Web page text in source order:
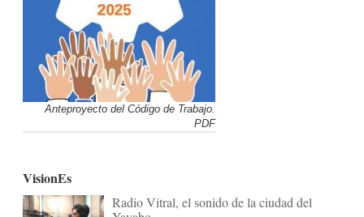
Anteproyecto del Código de Trabajo.
PDF
VisionEs
Radio Vitral, el sonido de la ciudad del